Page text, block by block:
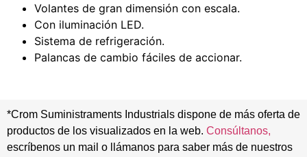
Volantes de gran dimensión con escala.
Con iluminación LED.
Sistema de refrigeración.
Palancas de cambio fáciles de accionar.
*Crom Suministraments Industrials dispone de más oferta de
productos de los visualizados en la web. Consúltanos,
escríbenos un mail o llámanos para saber más de nuestros